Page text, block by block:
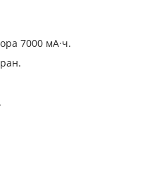
7000 мА·ч.